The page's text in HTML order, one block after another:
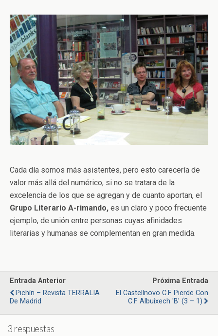
Cada día somos más asistentes, pero esto carecería de
valor más allá del numérico, si no se tratara de la
excelencia de los que se agregan y de cuanto aportan, el
Grupo Literario A-rimando, es un claro y poco frecuente
ejemplo, de unión entre personas cuyas afinidades
literarias y humanas se complementan en gran medida.
Entrada Anterior
Pichín – Revista TERRALIA
De Madrid
Próxima Entrada
El Castellnovo C.F. Pierde Con
C.F. Albuixech 'B' (3 – 1)
3 respuestas